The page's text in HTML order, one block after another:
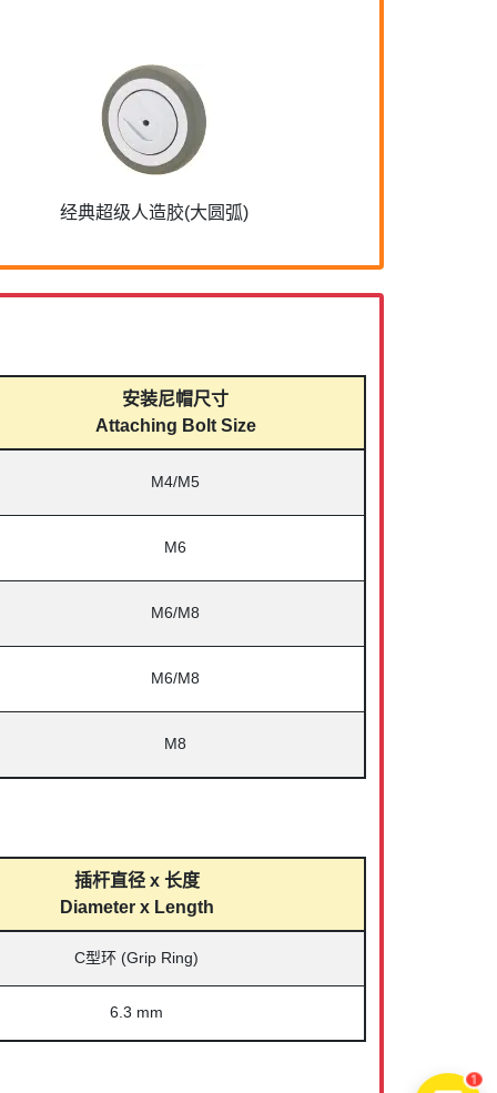
经典超级人造胶(大圆弧)
安装尼帽尺寸
Attaching Bolt Size
M4/M5
M6
M6/M8
M6/M8
M8
插杆直径 x 长度
Diameter x Length
C型环 (Grip Ring)
6.3 mm
1